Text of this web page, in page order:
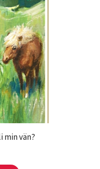
min vän?